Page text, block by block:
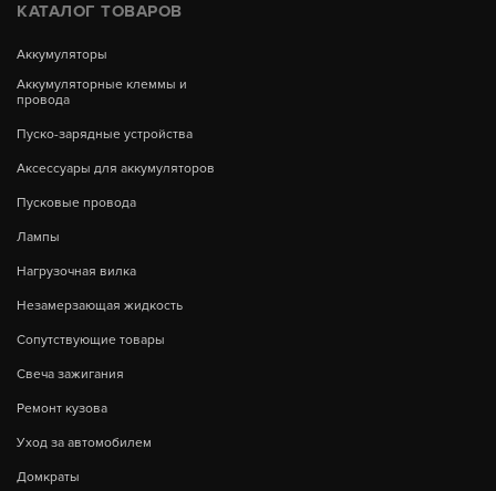
КАТАЛОГ ТОВАРОВ
Аккумуляторы
Аккумуляторные клеммы и
провода
Пуско-зарядные устройства
Аксессуары для аккумуляторов
Пусковые провода
Лампы
Нагрузочная вилка
Незамерзающая жидкость
Сопутствующие товары
Свеча зажигания
Ремонт кузова
Уход за автомобилем
Домкраты